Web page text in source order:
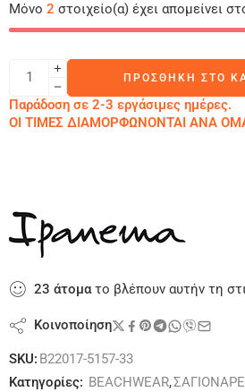
Μόνο 2 στοιχείο(α) έχει απομείνει
ΠΡΟΣΘΉΚΗ ΣΤΟ
Παράδοση σε 2-3 εργάσιμες ημέρες.
ΟΙ ΤΙΜΕΣ ΔΙΑΜΟΡΦΩΝΟΝΤΑΙ ΑΝΑ
23 άτοματο βλέπουν αυτήν τη
Κοινοποίηση
SKU: B22017-5157-33
Κατηγορίες: BEACHWEAR,